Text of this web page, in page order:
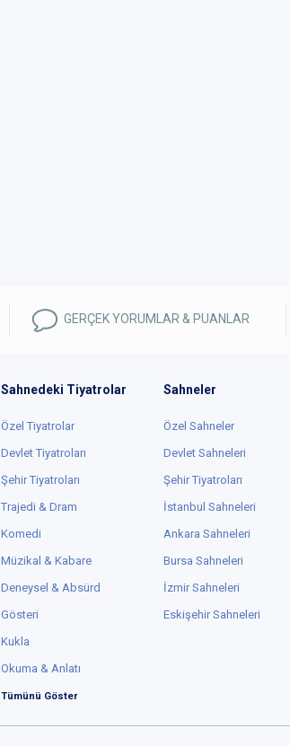
GERÇEK YORUMLAR & PUANLAR
Sahnedeki Tiyatrolar
Özel Tiyatrolar
Devlet Tiyatroları
Şehir Tiyatroları
Trajedi & Dram
Komedi
Müzikal & Kabare
Deneysel & Absürd
Gösteri
Kukla
Okuma & Anlatı
Tümünü Göster
Sahneler
Özel Sahneler
Devlet Sahneleri
Şehir Tiyatroları
İstanbul Sahneleri
Ankara Sahneleri
Bursa Sahneleri
İzmir Sahneleri
Eskişehir Sahneleri